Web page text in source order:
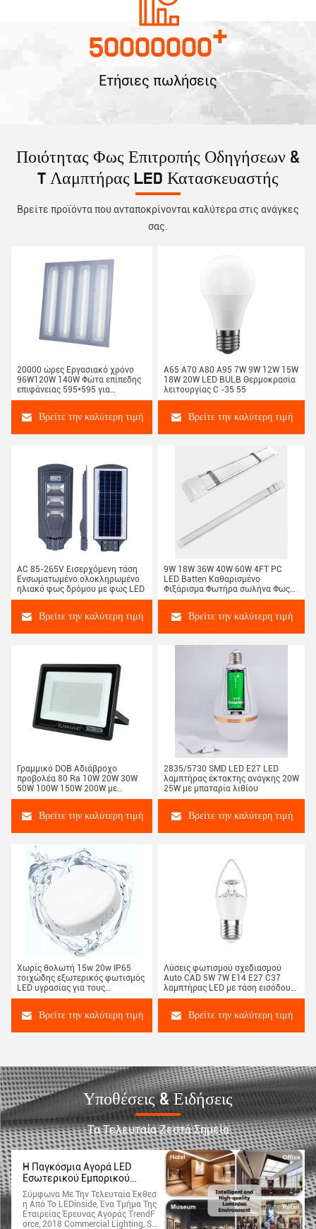
50000000+
Ετήσιες πωλήσεις
Ποιότητας Φως Επιτροπής Οδηγήσεων &
T Λαμπτήρας LED Κατασκευαστής
Βρείτε προϊόντα που ανταποκρίνονται καλύτερα στις ανάγκες
σας.
20000 ώρες Εργασιακό χρόνο
96W120W 140W Φώτα επίπεδης
επιφάνειας 595*595 για
εσωτερικό φωτισμό οροφής
Βρείτε την καλύτερη τιμή
Α65 Α70 Α80 Α95 7W 9W 12W 15W
18W 20W LED BULB Θερμοκρασία
λειτουργίας C -35 55
Βρείτε την καλύτερη τιμή
AC 85-265V Εισερχόμενη τάση
Ενσωματωμένο ολοκληρωμένο
ηλιακό φως δρόμου με φως LED
Βρείτε την καλύτερη τιμή
9W 18W 36W 40W 60W 4FT PC
LED Batten Καθαρισμένο
Φιξάρισμα Φωτήρα σωλήνα Φως
με υλικά
Βρείτε την καλύτερη τιμή
Γραμμικό DOB Αδιάβροχο
προβολέα 80 Ra 10W 20W 30W
50W 100W 150W 200W με
βαθμολογία IP66
Βρείτε την καλύτερη τιμή
2835/5730 SMD LED E27 LED
λαμπτήρας έκτακτης ανάγκης 20W
25W με μπαταρία λιθίου
Βρείτε την καλύτερη τιμή
Χωρίς θολωτή 15w 20w IP65
τοιχώδης εξωτερικός φωτισμός
LED υγρασίας για τους
αγοραστές της Ρωσίας
Βρείτε την καλύτερη τιμή
Λύσεις φωτισμού σχεδιασμού
Auto CAD 5W 7W E14 E27 C37
λαμπτήρας LED με τάση εισόδου
AC 85-265V
Βρείτε την καλύτερη τιμή
Υποθέσεις & Ειδήσεις
Τα Τελευταία Ζεστά Σημεία
Η Παγκόσμια Αγορά LED
Εσωτερικού Εμπορικού
Φωτισμού Θα Φτάσει Τα 15,87
Δισεκατομμύρια Δολάρια Το
2018, Λέει Η LEDinside
Σύμφωνα Με Την Τελευταία Έκθεσ
Η Από Το LEDinside, Ένα Τμήμα Της
Εταιρείας Έρευνας Αγοράς TrendF
Orce, 2018 Commercial Lighting, S